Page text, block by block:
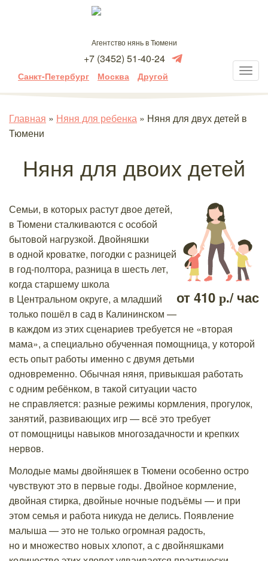
Агентство нянь в Тюмени
+7 (3452) 51-40-24
Санкт-Петербург Москва Другой
Главная » Няня для ребенка » Няня для двух детей в
Тюмени
Няня для двоих детей
от410 р./ час
Семьи, в которых растут двое детей,
в Тюмени сталкиваются с особой
бытовой нагрузкой. Двойняшки
в одной кроватке, погодки с разницей
в год-полтора, разница в шесть лет,
когда старшему школа
в Центральном округе, а младший
только пошёл в сад в Калининском —
в каждом из этих сценариев требуется не «вторая
мама», а специально обученная помощница, у которой
есть опыт работы именно с двумя детьми
одновременно. Обычная няня, привыкшая работать
с одним ребёнком, в такой ситуации часто
не справляется: разные режимы кормления, прогулок,
занятий, развивающих игр — всё это требует
от помощницы навыков многозадачности и крепких
нервов.
Молодые мамы двойняшек в Тюмени особенно остро
чувствуют это в первые годы. Двойное кормление,
двойная стирка, двойные ночные подъёмы — и при
этом семья и работа никуда не делись. Появление
малыша — это не только огромная радость,
но и множество новых хлопот, а с двойняшками